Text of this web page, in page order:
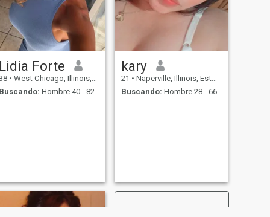
Lidia Forte
• West Chicago, Illinois, Estados Unidos
Buscando: Hombre 40 - 82
kary
21 • Naperville, Illinois, Estados Unidos
Buscando: Hombre 28 - 66